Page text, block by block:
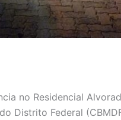
no Residencial
Distrito Federal